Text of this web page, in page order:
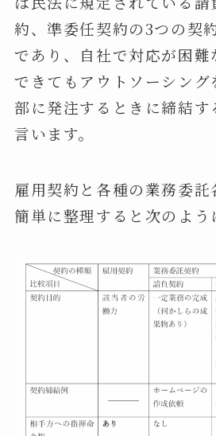
約、準委任契約の3つの契
であり、自社で対応が困
できてもアウトソーシン
部に発注するときに締結す
言います。
雇用契約と各種の業務委託
簡単に整理すると次のよう